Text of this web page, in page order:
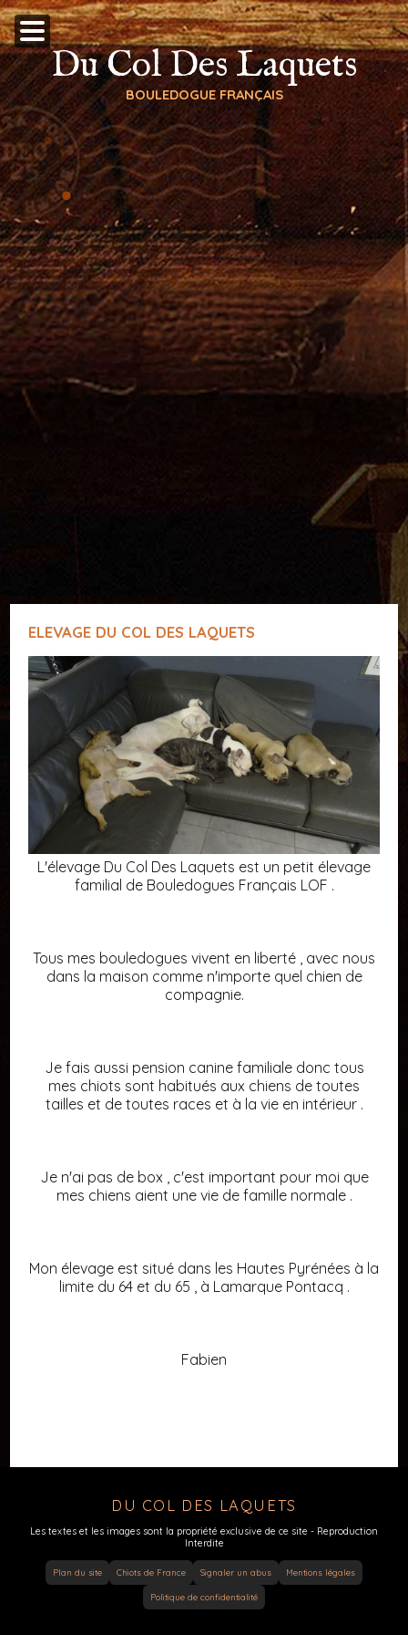
Du Col Des Laquets
BOULEDOGUE FRANÇAIS
ELEVAGE DU COL DES LAQUETS
L'élevage Du Col Des Laquets est un petit élevage
familial de Bouledogues Français LOF .
Tous mes bouledogues vivent en liberté , avec nous
dans la maison comme n'importe quel chien de
compagnie.
Je fais aussi pension canine familiale donc tous
mes chiots sont habitués aux chiens de toutes
tailles et de toutes races et à la vie en intérieur .
Je n'ai pas de box , c'est important pour moi que
mes chiens aient une vie de famille normale .
Mon élevage est situé dans les Hautes Pyrénées à la
limite du 64 et du 65 , à Lamarque Pontacq .
Fabien
DU COL DES LAQUETS
Les textes et les images sont la propriété exclusive de ce site - Reproduction
Interdite
Plan du site Chiots de France Signaler un abus Mentions légales
Politique de confidentialité